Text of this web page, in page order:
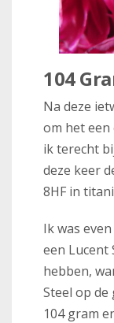
104
Na deze
om het
ik terecht
deze keer
8HF in
Ik was
een Lucent
hebben,
Steel op
104 gram